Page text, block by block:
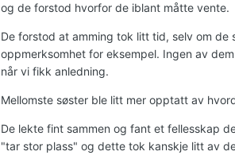
og de forstod hvorfor de iblant måtte vente.
De forstod at amming tok litt tid, selv om
oppmerksomhet for eksempel. Ingen av
når vi fikk anledning.
Mellomste søster ble litt mer opptatt av
De lekte fint sammen og fant et fellesskap
"tar stor plass" og dette tok kanskje litt av